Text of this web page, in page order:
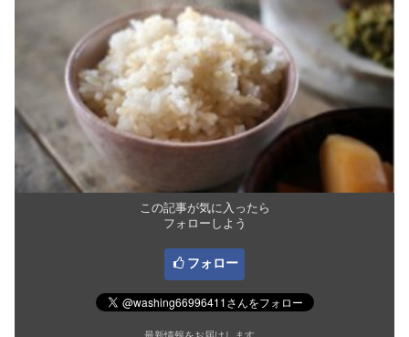
この記事が気に入ったら
フォローしよう
フォロー